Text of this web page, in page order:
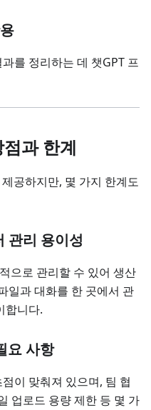
를 정리하는 데 챗GPT 프
과 한계
공하지만, 몇 가지 한계도
관리 용이성
으로 관리할 수 있어 생산
일과 대화를 한 곳에서 관
합니다.
요 사항
이 맞춰져 있으며, 팀 협
업로드 용량 제한 등 몇 가